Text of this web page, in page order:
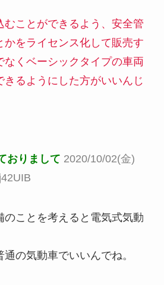
むことができるよう、安全管
かをライセンス化して販売す
なくベーシックタイプの車両
きるようにした方がいいんじ
おりまして 2020/10/02(金)
のことを考えると電気式気動
の気動車でいいんでね。